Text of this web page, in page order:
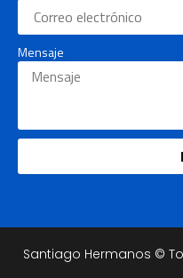
Mensaje
Santiago Hermanos ©